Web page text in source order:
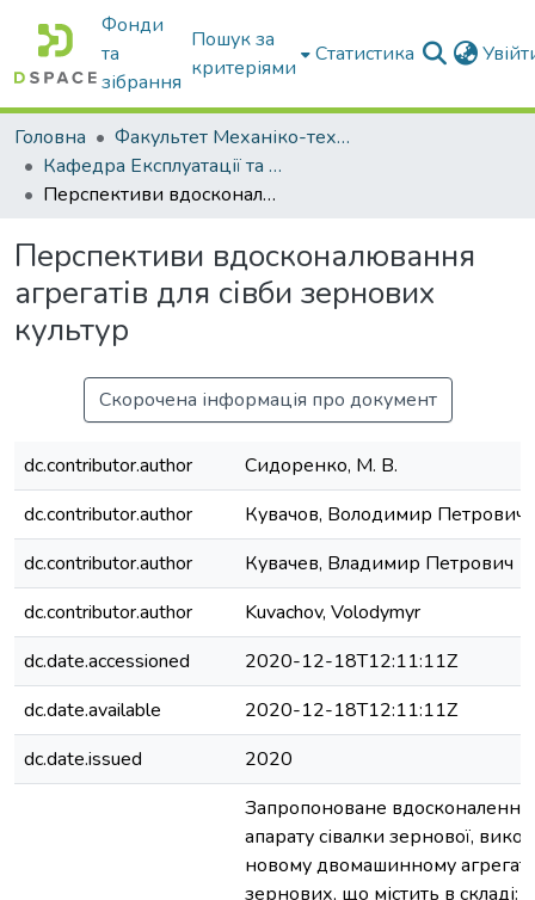
Фонди
та
зібрання
Пошук за
критеріями
Статистика
Головна
Факультет Механіко-технологічний
Кафедра Експлуатації та технічного сервісу машин
Перспективи вдосконалювання агрегатів для сівби зернових культур
Перспективи вдосконалювання
агрегатів для сівби зернових
культур
Скорочена інформація про документ
dc.contributor.author
Сидоренко, М. В.
dc.contributor.author
Кувачов, Володимир Петрович
dc.contributor.author
Кувачев, Владимир Петрович
dc.contributor.author
Kuvachov, Volodymyr
dc.date.accessioned
2020-12-18T12:11:11Z
dc.date.available
2020-12-18T12:11:11Z
dc.date.issued
2020
Запропоноване вдосконалення
апарату сівалки зернової,
новому двомашинному агрегаті
зернових, що містить в складі: